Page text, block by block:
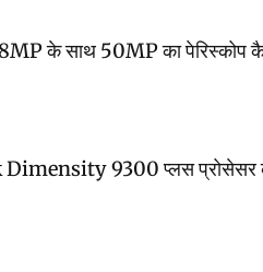
के साथ 50MP का पेरिस्कोप
9300 प्लस प्रोसेसर